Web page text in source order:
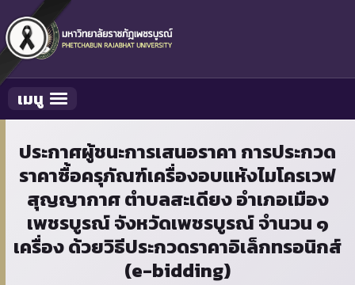
Toggle navigation
เมนู
ประกาศผู้ชนะการเสนอราคา การประกวด
ราคาซื้อครุภัณฑ์เครื่องอบแห้งไมโครเวฟ
สุญญากาศ ตำบลสะเดียง อำเภอเมือง
เพชรบูรณ์ จังหวัดเพชรบูรณ์ จำนวน ๑
เครื่อง ด้วยวิธีประกวดราคาอิเล็กทรอนิกส์
(e-bidding)